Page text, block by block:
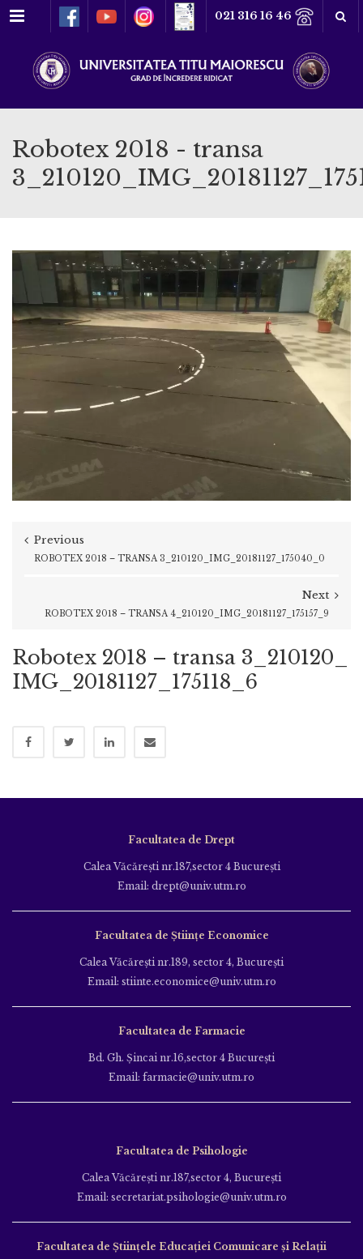
Meniu 021 316 16 46
Robotex 2018 - transa
Previous
ROBOTEX 2018 – TRANSA 3_210120_IMG_20181127_175040_0
Next
ROBOTEX 2018 – TRANSA 4_210120_IMG_20181127_175157_9
Robotex 2018 – transa 3_210120_
IMG_20181127_175118_6
Facultatea de Drept
Calea Văcăreşti nr.187,sector 4 Bucureşti
Email: drept@univ.utm.ro
Facultatea de Științe Economice
Calea Văcăreşti nr.189, sector 4, Bucureşti
Email: stiinte.economice@univ.utm.ro
Facultatea de Farmacie
Bd. Gh. Şincai nr.16,sector 4 Bucureşti
Email: farmacie@univ.utm.ro
Facultatea de Psihologie
Calea Văcăreşti nr.187,sector 4, Bucureşti
Email: secretariat.psihologie@univ.utm.ro
Facultatea de Ştiinţele Educației Comunicare și Relații